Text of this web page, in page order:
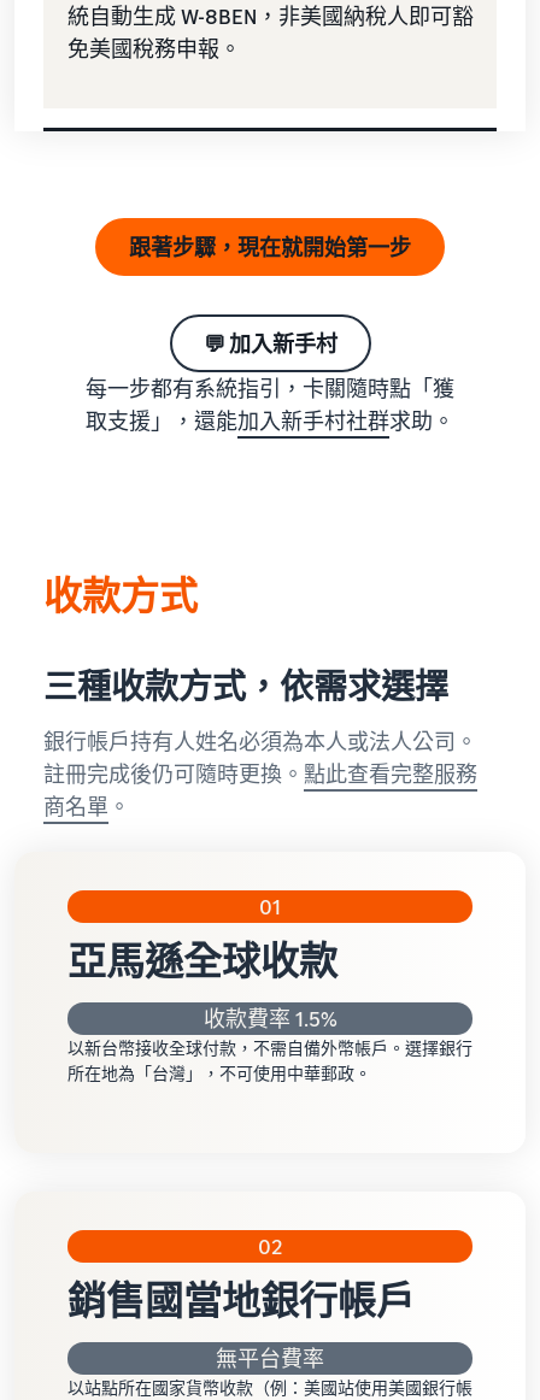
統自動生成 W-8BEN，非美國納稅人即可豁
免美國稅務申報。
跟著步驟，現在就開始第一步
💬 加入新手村
每一步都有系統指引，卡關隨時點「獲
取支援」，還能加入新手村社群求助。
收款方式
三種收款方式，依需求選擇
銀行帳戶持有人姓名必須為本人或法人公司。
註冊完成後仍可隨時更換。 點此查看完整服務
商名單 。
01
亞馬遜全球收款
收款費率 1.5%
以新台幣接收全球付款，不需自備外幣帳戶。選擇銀行
所在地為「台灣」，不可使用中華郵政。
02
銷售國當地銀行帳戶
無平台費率
以站點所在國家貨幣收款（例：美國站使用美國銀行帳